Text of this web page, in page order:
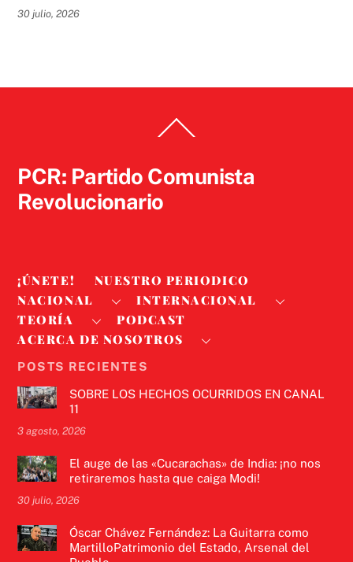
30 julio, 2026
To
PCR: Partido Comunista
Revolucionario
¡ÚNETE!
NUESTRO PERIODICO
NACIONAL
INTERNACIONAL
TEORÍA
PODCAST
ACERCA DE NOSOTROS
POSTS RECIENTES
SOBRE LOS HECHOS OCURRIDOS EN CANAL
11
3 agosto, 2026
El auge de las «Cucarachas» de India: ¡no nos
retiraremos hasta que caiga Modi!
30 julio, 2026
Óscar Chávez Fernández: La Guitarra como
MartilloPatrimonio del Estado, Arsenal del